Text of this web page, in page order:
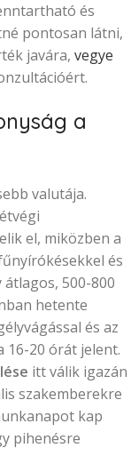
és
pontosan látni,
javára, vegye
a
valutája.
el, miközben a
és
500-800
hetente
és az
16-20 órát jelent.
itt válik igazán
szakemberekre
kap
pihenésre